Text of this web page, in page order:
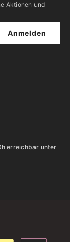
Aktionen und
Anmelden
erreichbar unter